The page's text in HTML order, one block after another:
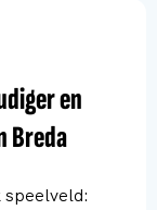
en
Breda
speelveld: